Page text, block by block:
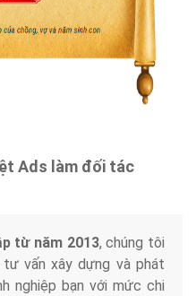
Ads làm đối tác
từ năm 2013, chúng tôi
vấn xây dựng và phát
nghiệp bạn với mức chi